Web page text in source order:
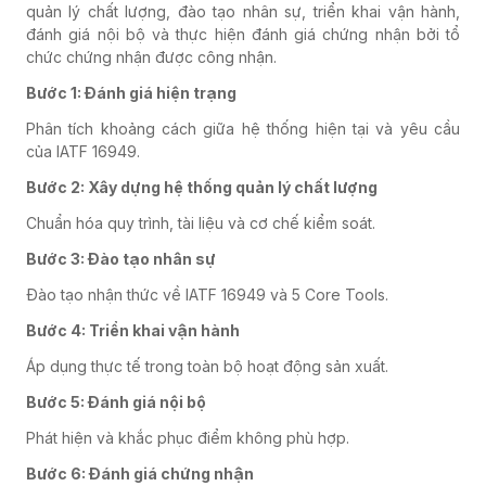
quản lý chất lượng, đào tạo nhân sự, triển khai vận hành,
đánh giá nội bộ và thực hiện đánh giá chứng nhận bởi tổ
chức chứng nhận được công nhận.
Bước 1: Đánh giá hiện trạng
Phân tích khoảng cách giữa hệ thống hiện tại và yêu cầu
của IATF 16949.
Bước 2: Xây dựng hệ thống quản lý chất lượng
Chuẩn hóa quy trình, tài liệu và cơ chế kiểm soát.
Bước 3: Đào tạo nhân sự
Đào tạo nhận thức về IATF 16949 và 5 Core Tools.
Bước 4: Triển khai vận hành
Áp dụng thực tế trong toàn bộ hoạt động sản xuất.
Bước 5: Đánh giá nội bộ
Phát hiện và khắc phục điểm không phù hợp.
Bước 6: Đánh giá chứng nhận